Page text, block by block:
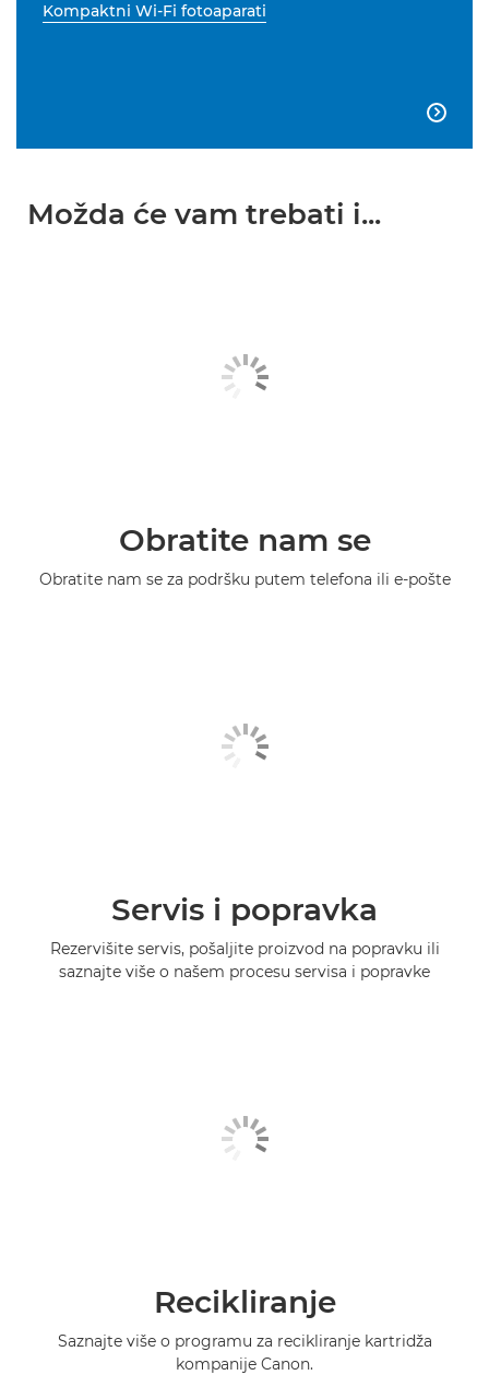
Kompaktni Wi-Fi fotoaparati

Možda će vam trebati i...
Obratite nam se
Obratite nam se za podršku putem telefona ili e-pošte
Servis i popravka
Rezervišite servis, pošaljite proizvod na popravku ili
saznajte više o našem procesu servisa i popravke
Recikliranje
Saznajte više o programu za recikliranje kartridža
kompanije Canon.